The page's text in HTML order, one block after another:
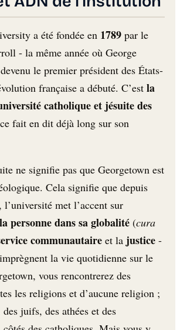
a été fondée en 1789 par le
- la même année où George
le premier président des États-
française a débuté. C’est la
catholique et jésuite des
fait en dit déjà long sur son
ne signifie pas que Georgetown est
Cela signifie que depuis
l’université met l’accent sur
personne dans sa globalité (cura
communautaire et la justice -
la vie quotidienne sur le
vous rencontrerez des
les religions et d’aucune religion ;
juifs, des athées et des